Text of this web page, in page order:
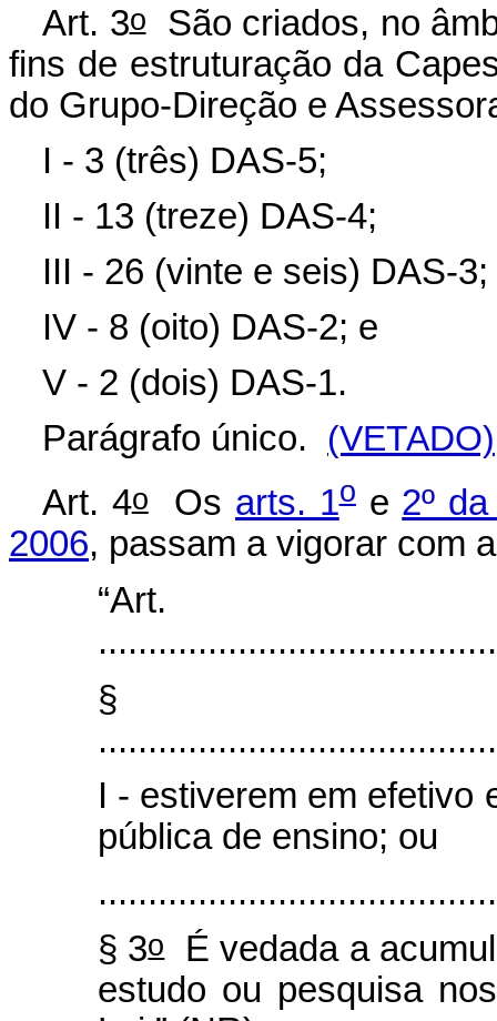
Art. 3oSão criados, no
fins de estruturação da
do Grupo-Direção e
I - 3 (três) DAS-5;
II - 13 (treze) DAS-4;
III - 26 (vinte e seis) DAS-3;
IV - 8 (oito) DAS-2; e
V - 2 (dois) DAS-1.
Parágrafo único. (VETADO)
Art. 4oOs arts. 1oe 2º
2006, passam a vigorar com
§
I - estiverem em efetivo
pública de ensino; ou
§ 3oÉ vedada a
estudo ou pesquisa